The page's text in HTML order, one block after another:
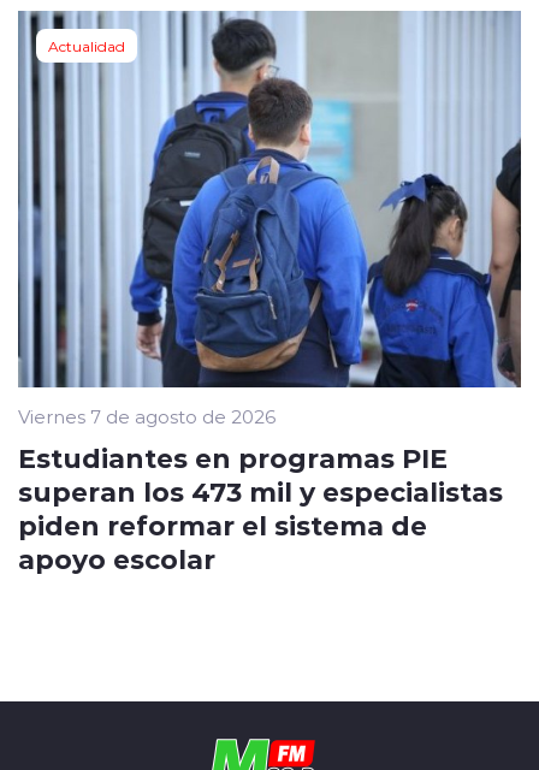
Actualidad
Viernes 7 de agosto de 2026
Estudiantes en programas PIE
superan los 473 mil y especialistas
piden reformar el sistema de
apoyo escolar